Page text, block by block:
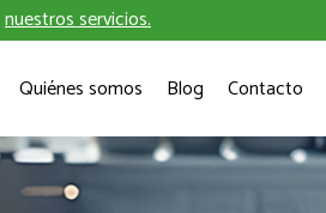
nuestros servicios.
Quiénes somos Blog Contacto